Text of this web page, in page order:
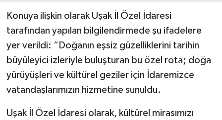
Konuya ilişkin olarak Uşak İl Özel İdaresi
tarafından yapılan bilgilendirmede şu ifadelere
yer verildi: “Doğanın eşsiz güzelliklerini tarihin
büyüleyici izleriyle buluşturan bu özel rota; doğa
yürüyüşleri ve kültürel geziler için İdaremizce
vatandaşlarımızın hizmetine sunuldu.
Uşak İl Özel İdaresi olarak, kültürel mirasımızı